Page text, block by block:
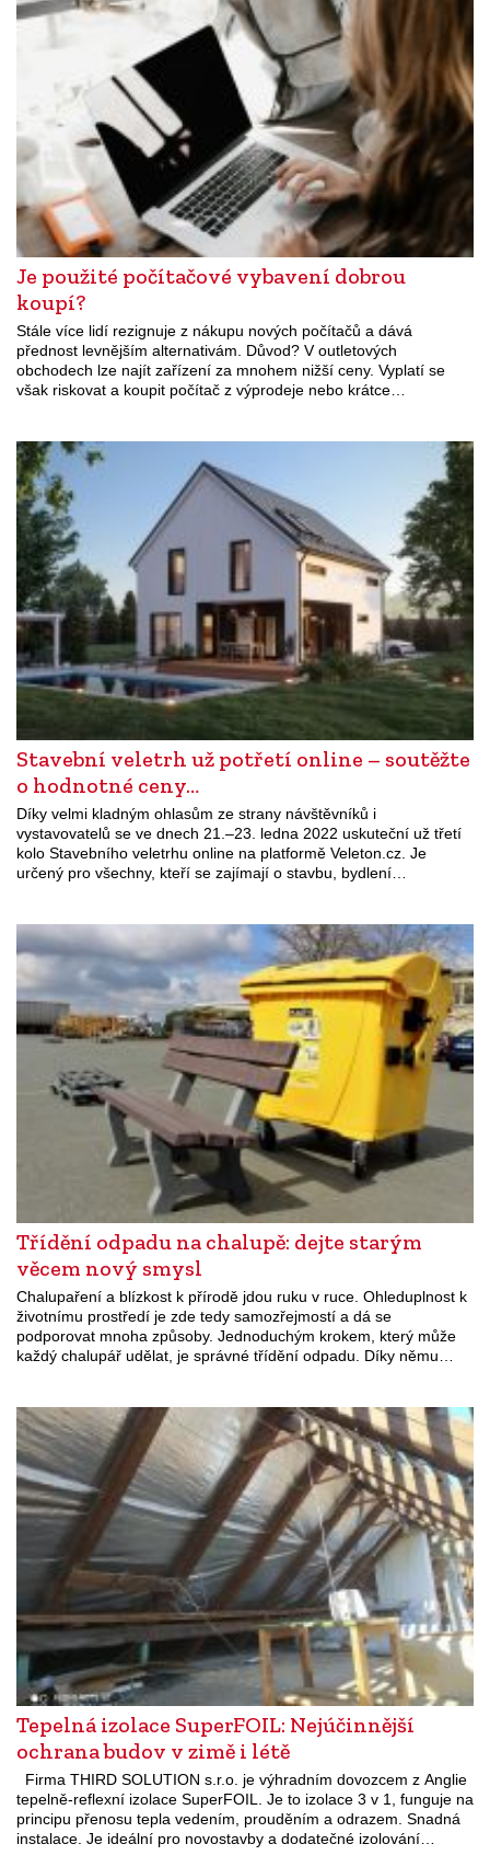
Je použité počítačové vybavení dobrou
koupí?
Stále více lidí rezignuje z nákupu nových počítačů a dává
přednost levnějším alternativám. Důvod? V outletových
obchodech lze najít zařízení za mnohem nižší ceny. Vyplatí se
však riskovat a koupit počítač z výprodeje nebo krátce…
Stavební veletrh už potřetí online – soutěžte
o hodnotné ceny…
Díky velmi kladným ohlasům ze strany návštěvníků i
vystavovatelů se ve dnech 21.–23. ledna 2022 uskuteční už třetí
kolo Stavebního veletrhu online na platformě Veleton.cz. Je
určený pro všechny, kteří se zajímají o stavbu, bydlení…
Třídění odpadu na chalupě: dejte starým
věcem nový smysl
Chalupaření a blízkost k přírodě jdou ruku v ruce. Ohleduplnost k
životnímu prostředí je zde tedy samozřejmostí a dá se
podporovat mnoha způsoby. Jednoduchým krokem, který může
každý chalupář udělat, je správné třídění odpadu. Díky němu…
Tepelná izolace SuperFOIL: Nejúčinnější
ochrana budov v zimě i létě
Firma THIRD SOLUTION s.r.o. je výhradním dovozcem z Anglie
tepelně-reflexní izolace SuperFOIL. Je to izolace 3 v 1, funguje na
principu přenosu tepla vedením, prouděním a odrazem. Snadná
instalace. Je ideální pro novostavby a dodatečné izolování…